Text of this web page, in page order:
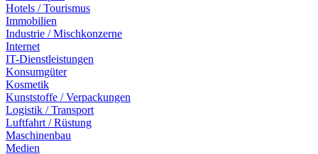
Hotels / Tourismus
Immobilien
Industrie / Mischkonzerne
Internet
IT-Dienstleistungen
Konsumgüter
Kosmetik
Kunststoffe / Verpackungen
Logistik / Transport
Luftfahrt / Rüstung
Maschinenbau
Medien